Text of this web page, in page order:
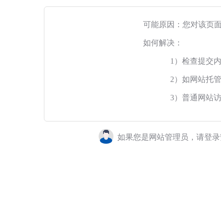
可能原因：您对该页
如何解决：
1）检查提交
2）如网站托
3）普通网站
如果您是网站管理员，请登